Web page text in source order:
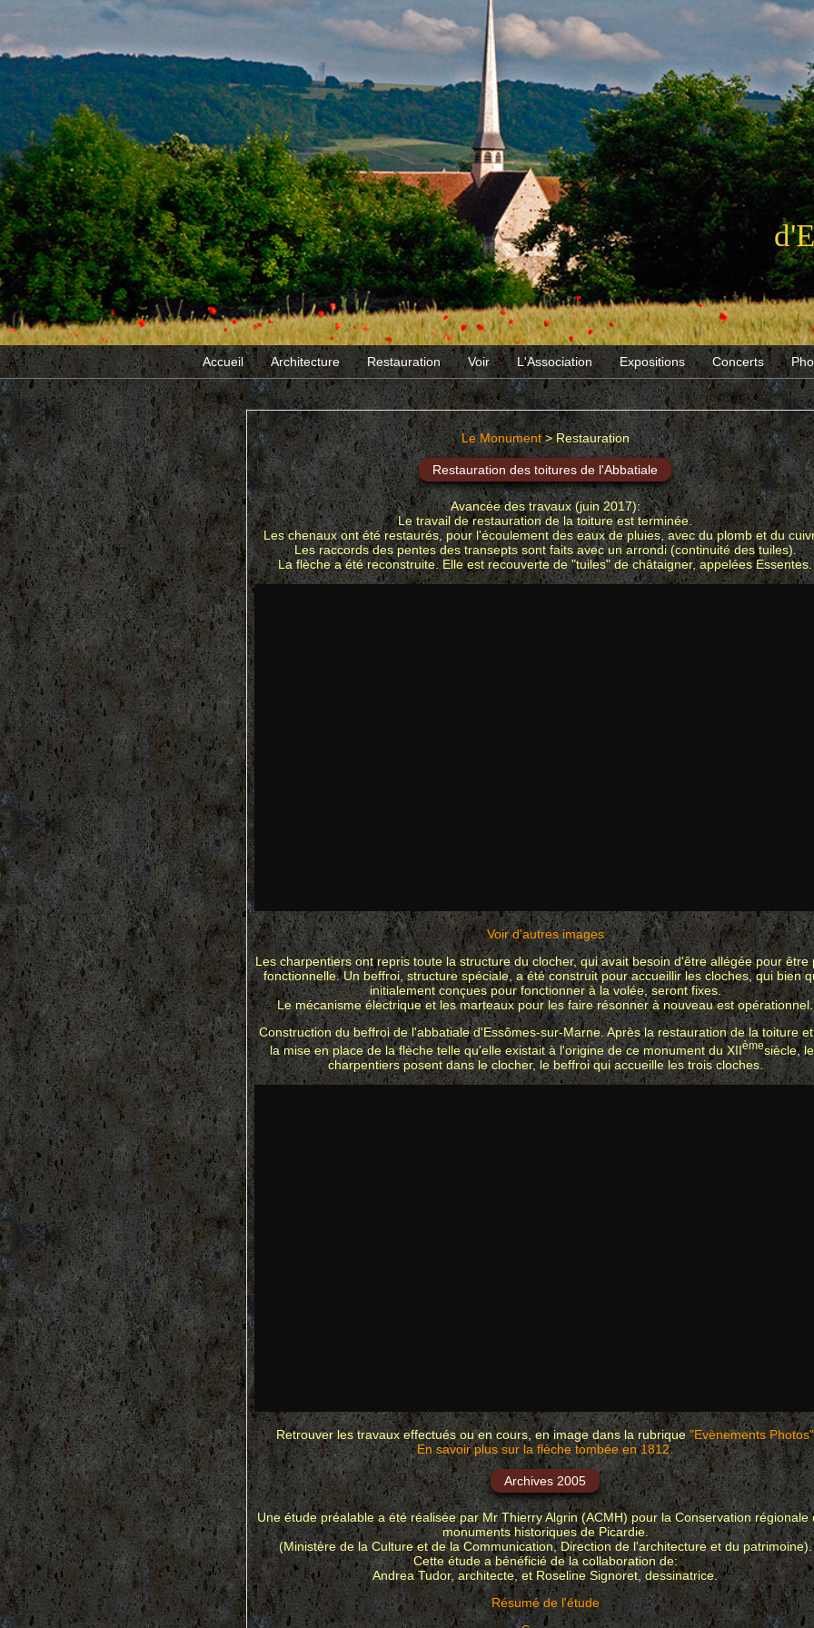
Accueil Architecture Restauration Voir L'Association Expositions Concerts
Le Monument> Restauration
Restauration des toitures de l'Abbatiale
Avancée des travaux (juin 2017):
Le travail de restauration de la toiture est terminée.
Les chenaux ont été restaurés, pour l'écoulement des eaux de pluies, avec du plomb et du
Les raccords des pentes des transepts sont faits avec un arrondi (continuité des tuiles).
La flèche a été reconstruite. Elle est recouverte de "tuiles" de châtaigner, appelées Essentes.
Voir d'autres images
Les charpentiers ont repris toute la structure du clocher, qui avait besoin d'être allégée pour être
fonctionnelle. Un beffroi, structure spéciale, a été construit pour accueillir les cloches, qui bien
initialement conçues pour fonctionner à la volée, seront fixes.
Le mécanisme électrique et les marteaux pour les faire résonner à nouveau est opérationnel.
Construction du beffroi de l'abbatiale d'Essômes-sur-Marne. Après la restauration de la toiture
la mise en place de la flèche telle qu'elle existait à l'origine de ce monument du XIIèmesiècle,
charpentiers posent dans le clocher, le beffroi qui accueille les trois cloches.
Retrouver les travaux effectués ou en cours, en image dans la rubrique"Evènements Photos"
En savoir plus sur la flèche tombée en 1812.
Archives 2005
Une étude préalable a été réalisée par Mr Thierry Algrin (ACMH) pour la Conservation régionale
monuments historiques de Picardie.
(Ministère de la Culture et de la Communication, Direction de l'architecture et du patrimoine).
Cette étude a bénéficié de la collaboration de:
Andrea Tudor, architecte, et Roseline Signoret, dessinatrice.
Résumé de l'étude